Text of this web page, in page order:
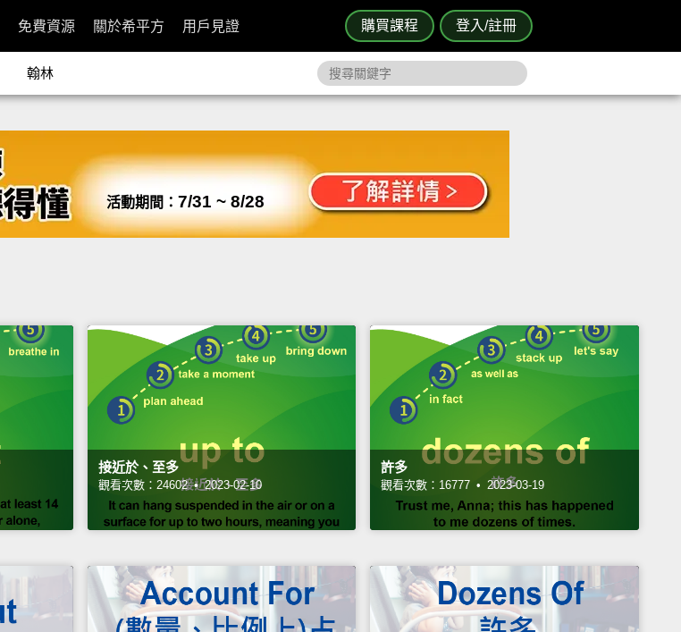
購買課程 登入/註冊
免費資源 關於希平方 用戶見證
翰林
活動期間： 7/31 ~ 8/28
接近於、至多
觀看次數：24602 • 2023-02-10
許多
觀看次數：16777 • 2023-03-19